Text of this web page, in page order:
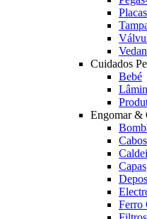
Cuidados
Bebé
Engomar &
Capas
Ferro